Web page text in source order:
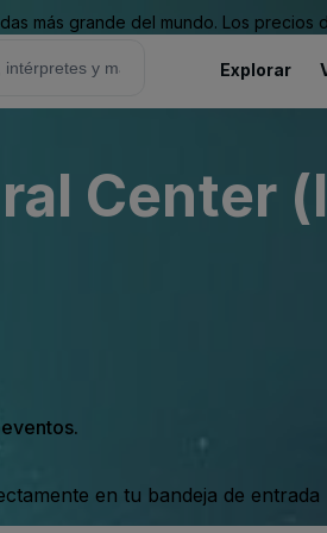
más grande del mundo. Los
Explorar
Center
en tu bandeja de entrada